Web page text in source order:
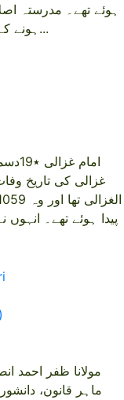
ہوئے تھے۔ مدرستہ
ہونے کے بعد 1924ء میں وہ روزنامہ مدینہ کے مدیر...
غزالی کی تاریخ
پیدا ہوئے تھے۔
ماہر قانون،